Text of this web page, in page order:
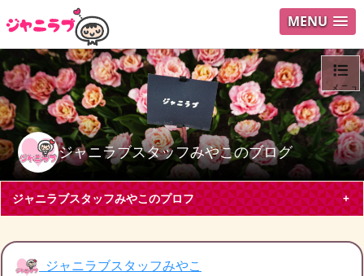
MENU
ジャニラブスタッフみやこのブログ
メニュ
ログイ
Search
ジャニラブスタッフみやこのプロフ
ジャニラブスタッフみやこ
ジャニラブスタッフみやこ